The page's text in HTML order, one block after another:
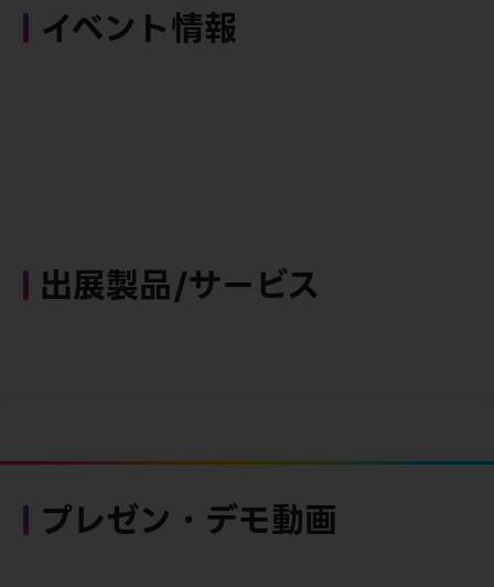
イベント情報
出展製品/サービス
プレゼン・デモ動画